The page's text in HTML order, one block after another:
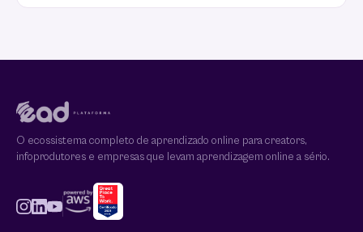
O ecossistema completo de aprendizado online para creators,
infoprodutores e empresas que levam aprendizagem online a sério.